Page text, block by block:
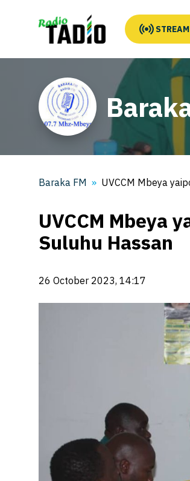
Baraka FM UVCCM Mbeya
UVCCM Mbeya
Suluhu Hassan
26 October 2023, 14:17